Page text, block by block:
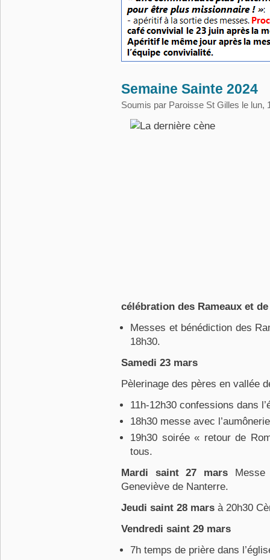
Semaine Sainte 2024
Soumis par Paroisse St Gilles le lun,
célébration des Rameaux et
Messes et bénédiction des
18h30.
Samedi 23 mars
Pèlerinage des pères en vallée
11h-12h30 confessions dans
18h30 messe avec
19h30 soirée « retour de
tous.
Mardi saint 27 marsMesse
Geneviève de Nanterre.
Jeudi saint 28 mars à 20h30
Vendredi saint 29 mars
7h temps de prière dans